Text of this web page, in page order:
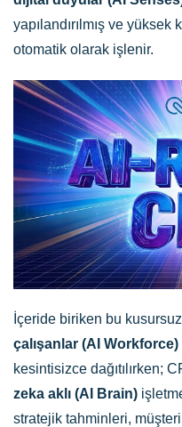
yapılandırılmış ve
otomatik olarak işlenir.
İçeride biriken bu
çalışanlar (AI Workforce)
kesintisizce dağıtılırken;
zeka aklı (AI Brain)
stratejik tahminleri,